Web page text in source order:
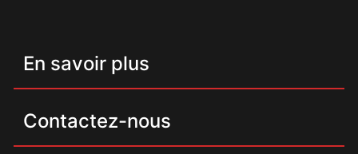
En savoir plus
Contactez-nous